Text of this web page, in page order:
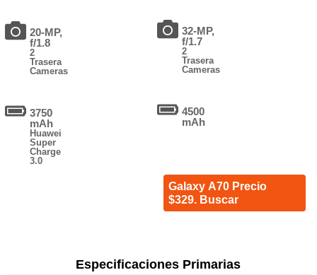
20-MP,
f/1.8
2
Trasera
Cameras
3750
mAh
Huawei
Super
Charge
3.0
32-MP,
f/1.7
2
Trasera
Cameras
4500
mAh
Galaxy A70 Precio
$329. Buscar
Especificaciones Primarias